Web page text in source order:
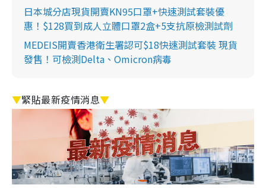
日本城分店現貨開賣KN95口罩+快速測試套裝優
惠！$128買到成人立體口罩2盒+5支抗原檢測試劑
MEDEIS開賣香港衛生署認可$18快速測試套裝 現貨
發售！可檢測Delta、Omicron病毒
▼緊貼最新疫情消息▼